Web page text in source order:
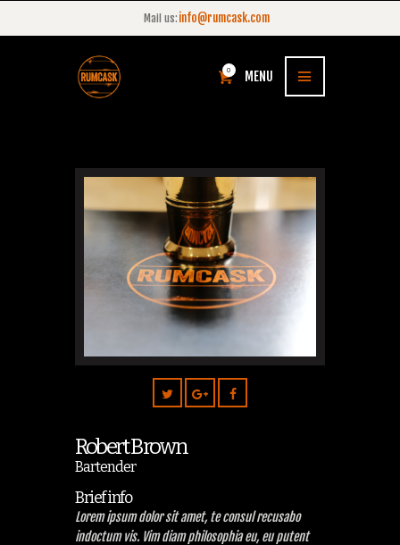
Mail us: info@rumcask.com
0 MENU
Robert Brown
Bartender
Brief info
Lorem ipsum dolor sit amet, te consul recusabo
indoctum vis. Vim diam philosophia eu, eu putent